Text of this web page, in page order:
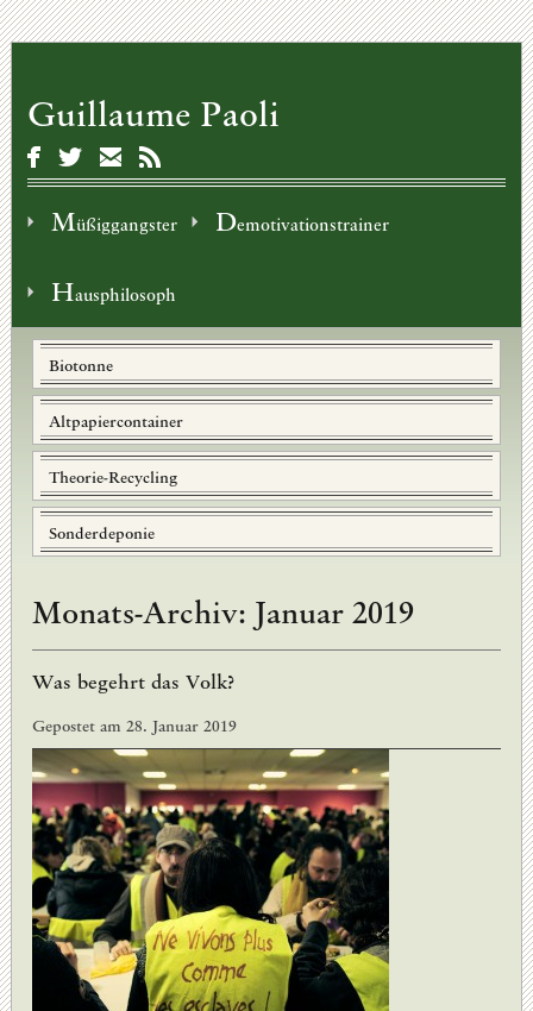
Guillaume Paoli
Müßiggangster Demotivationstrainer
Hausphilosoph
Biotonne
Altpapiercontainer
Theorie-Recycling
Sonderdeponie
Monats-Archiv: Januar 2019
Was begehrt das Volk?
Gepostet am28. Januar 2019